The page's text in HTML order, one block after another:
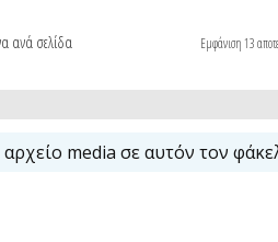
ανά σελίδα Εμφάνιση 13
media σε αυτόν τον